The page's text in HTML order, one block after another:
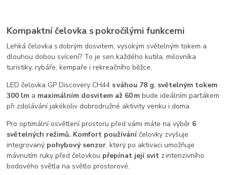
Kompaktní čelovka s pokročilými funkcemi
Lehká čelovka s dobrým dosvitem, vysokým světelným tokem a
dlouhou dobou svícení? To je sen každého kutila, milovníka
turistiky, rybáře, kempaře i rekreačního běžce.
LED čelovka GP Discovery CH44 s váhou 78 g, světelným tokem
300 lm a maximálním dosvitem až 60 m bude ideálním parťákem
při zdolávání jakékoliv dobrodružné aktivity venku i doma.
Pro optimální osvětlení prostoru před vámi máte na výběr 6
světelných režimů. Komfort používáníčelovky zvyšuje
integrovaný pohybový senzor, který po aktivaci umožňuje
mávnutím ruky před čelovkou přepínat její svit z intenzivního
bodového světla na světlo prostorové.